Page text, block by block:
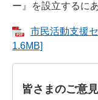
ー』を設立するに
市民活動支援
1.6MB]
皆さまのご意